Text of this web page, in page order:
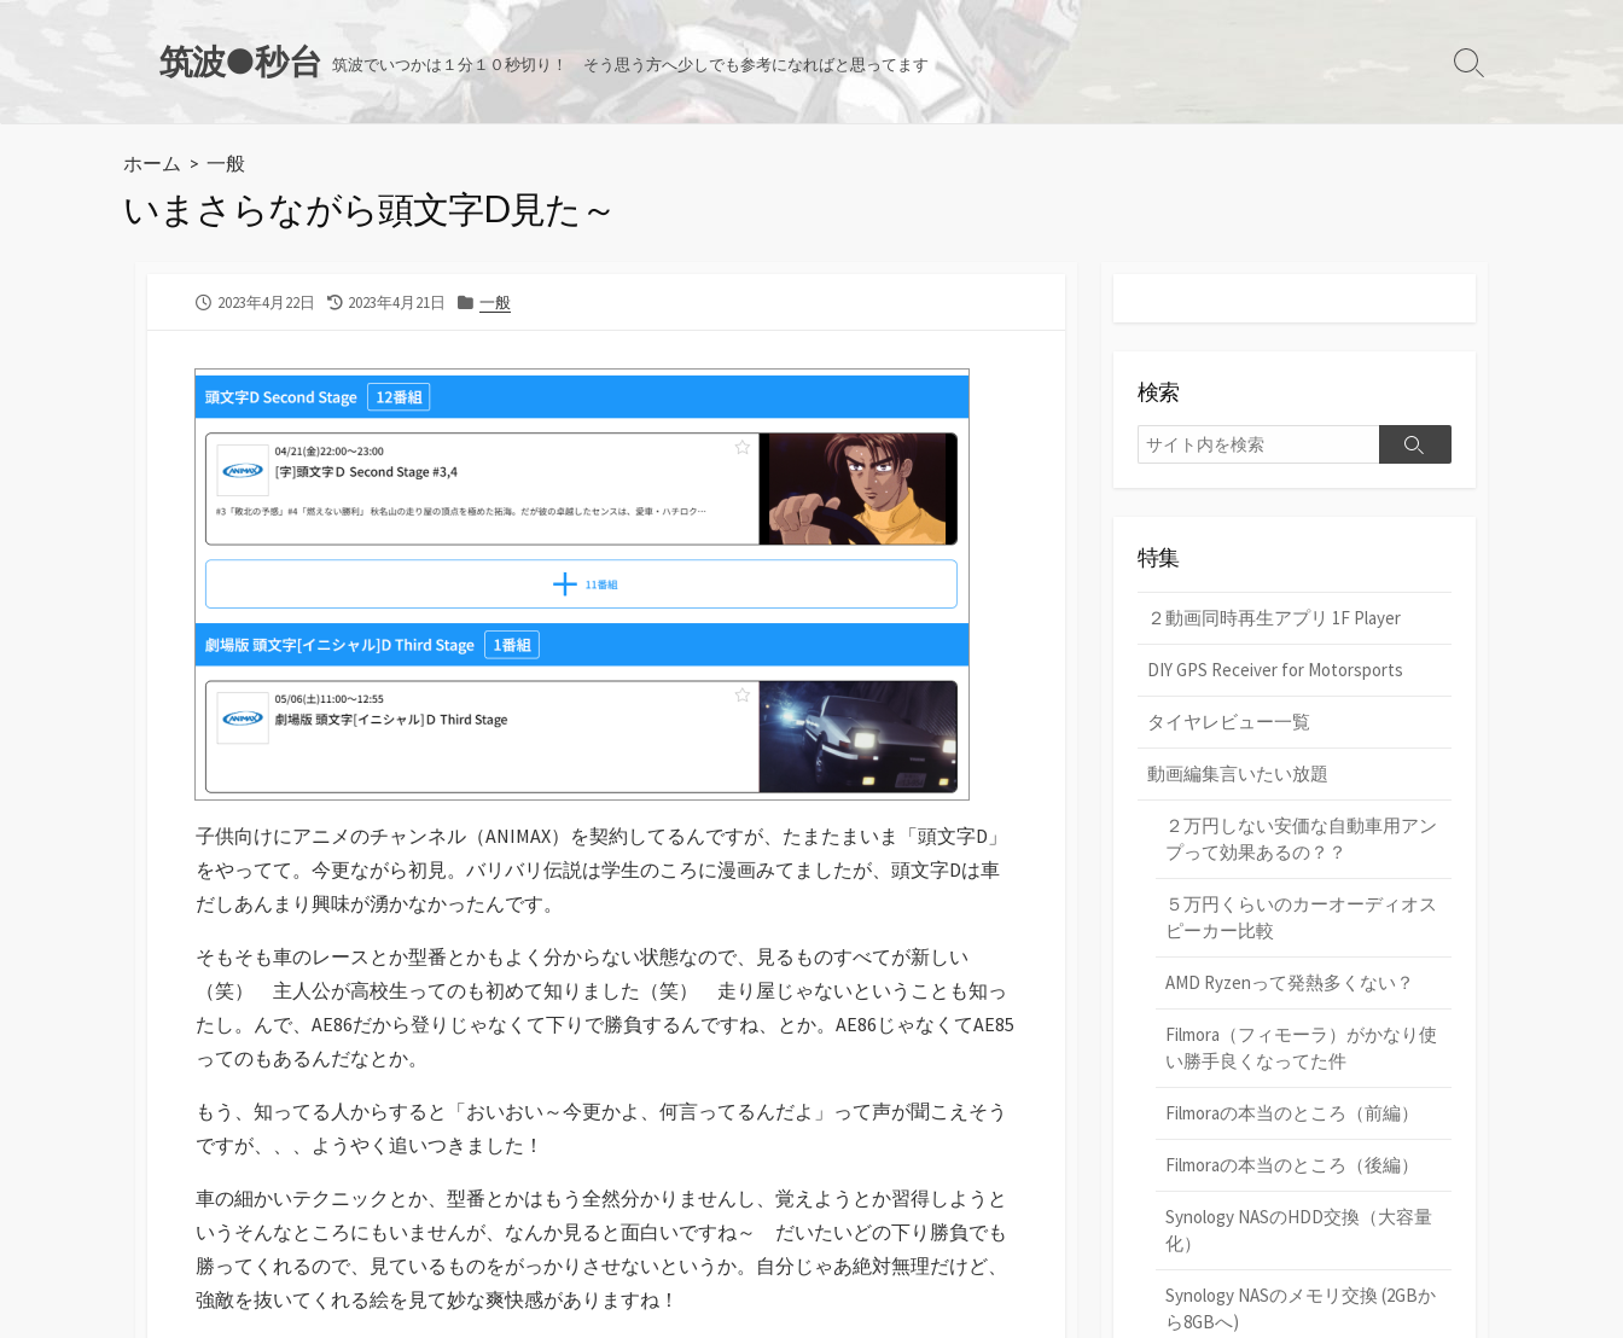
筑波●秒台 筑波でいつかは１分１０秒切り！ そう思う方へ少しでも参考になればと思ってます
検
切
ホーム > 一般
いまさらながら頭文字D見た～
公
2023年4月22日
最
新
日
2023年4月21日
カ
リ
一般
子供向けにアニメのチャンネル（ANIMAX）を契約してるんですが、たまたまいま「頭文字D」
をやってて。今更ながら初見。バリバリ伝説は学生のころに漫画みてましたが、頭文字Dは車
だしあんまり興味が湧かなかったんです。
そもそも車のレースとか型番とかもよく分からない状態なので、見るものすべてが新しい
（笑） 主人公が高校生ってのも初めて知りました（笑） 走り屋じゃないということも知っ
たし。んで、AE86だから登りじゃなくて下りで勝負するんですね、とか。AE86じゃなくてAE85
ってのもあるんだなとか。
もう、知ってる人からすると「おいおい～今更かよ、何言ってるんだよ」って声が聞こえそう
ですが、、、ようやく追いつきました！
車の細かいテクニックとか、型番とかはもう全然分かりませんし、覚えようとか習得しようと
いうそんなところにもいませんが、なんか見ると面白いですね～ だいたいどの下り勝負でも
勝ってくれるので、見ているものをがっかりさせないというか。自分じゃあ絶対無理だけど、
強敵を抜いてくれる絵を見て妙な爽快感がありますね！
検索
検
索
検
特集
２動画同時再生アプリ 1F Player
DIY GPS Receiver for Motorsports
タイヤレビュー一覧
動画編集言いたい放題
２万円しない安価な自動車用アン
プって効果あるの？？
５万円くらいのカーオーディオス
ピーカー比較
AMD Ryzenって発熱多くない？
Filmora（フィモーラ）がかなり使
い勝手良くなってた件
Filmoraの本当のところ（前編）
Filmoraの本当のところ（後編）
Synology NASのHDD交換（大容量
化）
Synology NASのメモリ交換 (2GBか
ら8GBへ)